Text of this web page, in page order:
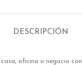
DESCRIPCIÓN
oficina o negocio